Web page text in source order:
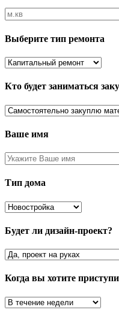
Выберите тип ремонта
Кто будет заниматься
Ваше имя
Тип дома
Будет ли дизайн-проект?
Когда вы хотите